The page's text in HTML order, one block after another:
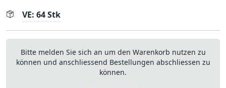
VE: 64 Stk
Bitte melden Sie sich an um den Warenkorb nutzen zu
können und anschliessend Bestellungen abschliessen zu
können.